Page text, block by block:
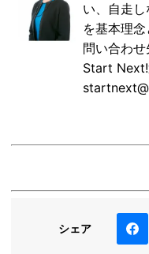
い、自走し
を基本理念
問い合わせ
Start
シェア